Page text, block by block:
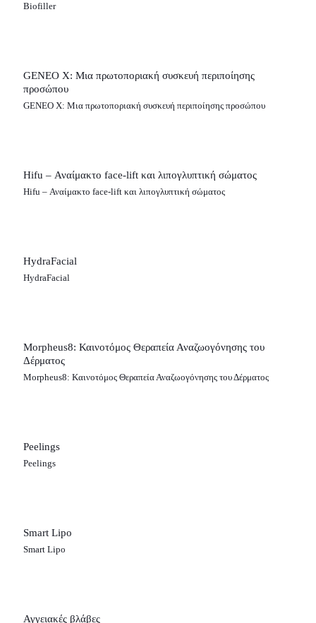
Biofiller
GENEO X: Μια πρωτοποριακή συσκευή περιποίησης
προσώπου
GENEO X: Μια πρωτοποριακή συσκευή περιποίησης προσώπου
Hifu – Αναίμακτο face-lift και λιπογλυπτική σώματος
Hifu – Αναίμακτο face-lift και λιπογλυπτική σώματος
HydraFacial
HydraFacial
Morpheus8: Καινοτόμος Θεραπεία Αναζωογόνησης του
Δέρματος
Morpheus8: Καινοτόμος Θεραπεία Αναζωογόνησης του Δέρματος
Peelings
Peelings
Smart Lipo
Smart Lipo
Αγγειακές βλάβες